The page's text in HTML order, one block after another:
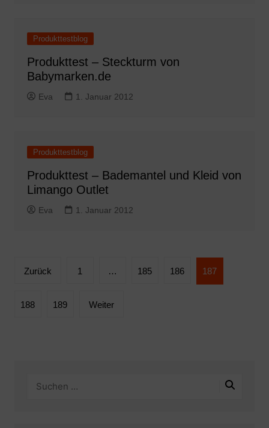
Produkttestblog
Produkttest – Steckturm von
Babymarken.de
Eva 1. Januar 2012
Produkttestblog
Produkttest – Bademantel und Kleid von
Limango Outlet
Eva 1. Januar 2012
Seitennummerierung
Beiträge
Zurück 1 … 185 186 187
188 189 Weiter